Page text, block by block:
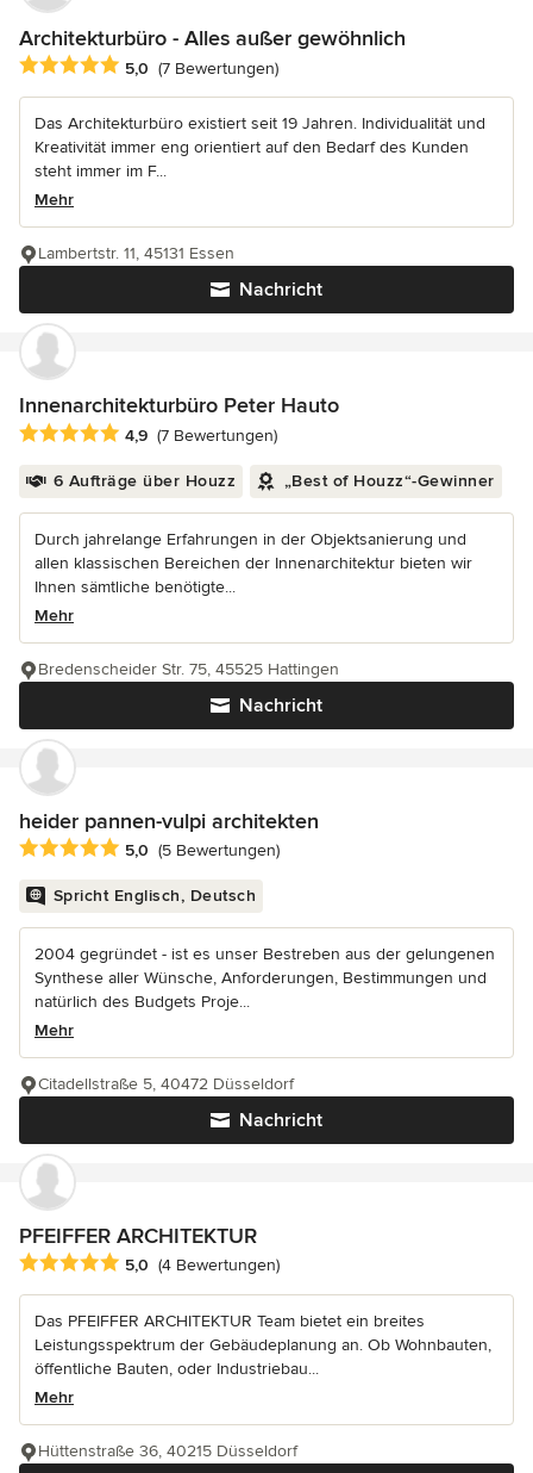
Architekturbüro - Alles außer gewöhnlich
Durchschnittliche Bewertung: 5 von 5 Sternen
5,0 (7 Bewertungen)
Das Architekturbüro existiert seit 19 Jahren. Individualität und
Kreativität immer eng orientiert auf den Bedarf des Kunden
steht immer im F...
Mehr
Nachricht
Lambertstr. 11, 45131 Essen
Innenarchitekturbüro Peter Hauto
Durchschnittliche Bewertung: 4.9 von 5 Sternen
4,9 (7 Bewertungen)
6 Aufträge über Houzz „Best of Houzz“-Gewinner
Durch jahrelange Erfahrungen in der Objektsanierung und
allen klassischen Bereichen der Innenarchitektur bieten wir
Ihnen sämtliche benötigte...
Mehr
Nachricht
Bredenscheider Str. 75, 45525 Hattingen
heider pannen-vulpi architekten
Durchschnittliche Bewertung: 5 von 5 Sternen
5,0 (5 Bewertungen)
Spricht Englisch, Deutsch
2004 gegründet - ist es unser Bestreben aus der gelungenen
Synthese aller Wünsche, Anforderungen, Bestimmungen und
natürlich des Budgets Proje...
Mehr
Nachricht
Citadellstraße 5, 40472 Düsseldorf
PFEIFFER ARCHITEKTUR
Durchschnittliche Bewertung: 5 von 5 Sternen
5,0 (4 Bewertungen)
Das PFEIFFER ARCHITEKTUR Team bietet ein breites
Leistungsspektrum der Gebäudeplanung an. Ob Wohnbauten,
öffentliche Bauten, oder Industriebau...
Mehr
Hüttenstraße 36, 40215 Düsseldorf